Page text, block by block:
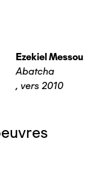
Ezekiel Messou
Abatcha
, vers 2010